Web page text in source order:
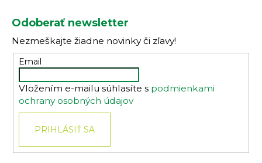
i
e
p
r
v
k
i
e
Odoberať newsletter
Nezmeškajte žiadne novinky či zľavy!
Email
Vložením e-mailu súhlasíte s podmienkami
ochrany osobných údajov
PRIHLÁSIŤ SA